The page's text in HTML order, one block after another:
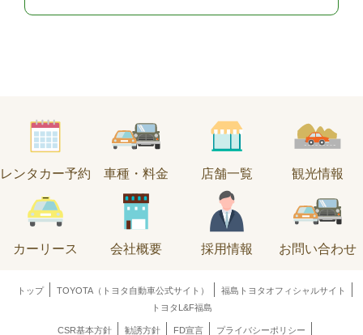
レンタカー予約 車種・料金 店舗一覧 観光情報
カーリース 会社概要 採用情報 お問い合わせ
トップ TOYOTA（トヨタ自動車公式サイト）
福島トヨタオフィシャルサイト
トヨタL&F福島
CSR基本方針 勧誘方針 FD宣言 プライバシーポリシー